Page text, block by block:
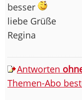
besser
liebe Grüße
Regina
Antworten
Themen-Abo